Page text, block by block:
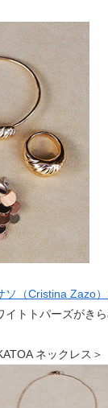
ソ（Cristina Zazo）
トトパーズがきら
ネックレス＞